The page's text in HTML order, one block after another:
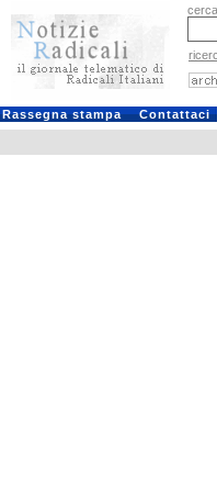
cerca
Rassegna stampa Contattaci